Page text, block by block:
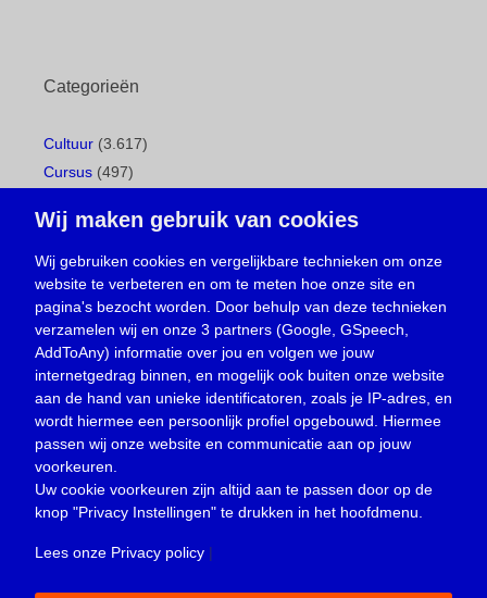
Categorieën
Cultuur (3.617)
Cursus (497)
Gemeentepagina(104)
Ingezonden brief(539)
Media(156)
Nieuws (23.330)
Oproep(734)
Overlijden(39)
Podcast(18)
prijsvraag (5)
Religie (1.438)
Service(226)
Wij maken gebruik van cookies
Wij gebruiken cookies en vergelijkbare technieken om onze
website te verbeteren en om te meten hoe onze site en
pagina's bezocht worden. Door behulp van deze technieken
verzamelen wij en onze 3 partners (Google, GSpeech,
AddToAny) informatie over jou en volgen we jouw
internetgedrag binnen, en mogelijk ook buiten onze website
aan de hand van unieke identificatoren, zoals je IP-adres, en
wordt hiermee een persoonlijk profiel opgebouwd. Hiermee
passen wij onze website en communicatie aan op jouw
voorkeuren.
Uw cookie voorkeuren zijn altijd aan te passen door op de
knop "Privacy Instellingen" te drukken in het hoofdmenu.
Lees onze Privacy policy |